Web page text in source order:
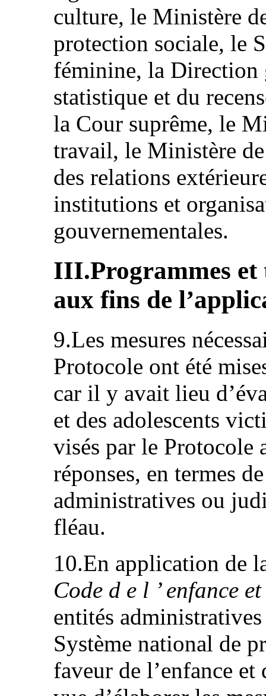
culture, le Ministère
protection sociale, le
féminine, la Direction
statistique et du
la Cour suprême, le
travail, le Ministère
des relations
institutions et
gouvernementales.
III.Programmes et
aux fins de
9.Les mesures
Protocole ont été
car il y avait lieu
et des adolescents
visés par le Protocole
réponses, en termes
administratives ou
fléau.
10.En application de
Code d e l ’ enfance
entités
Système national de
faveur de l’enfance et